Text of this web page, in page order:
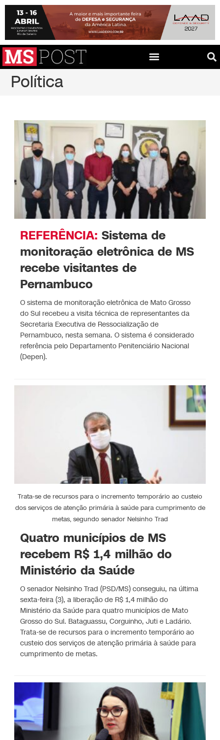
Política
REFERÊNCIA: Sistema de
monitoração eletrônica de MS
recebe visitantes de
Pernambuco
O sistema de monitoração eletrônica de Mato Grosso
do Sul recebeu a visita técnica de representantes da
Secretaria Executiva de Ressocialização de
Pernambuco, nesta semana. O sistema é considerado
referência pelo Departamento Penitenciário Nacional
(Depen).
Trata-se de recursos para o incremento temporário ao custeio
dos serviços de atenção primária à saúde para cumprimento de
metas, segundo senador Nelsinho Trad
Quatro municípios de MS
recebem R$ 1,4 milhão do
Ministério da Saúde
O senador Nelsinho Trad (PSD/MS) conseguiu, na última
sexta-feira (3), a liberação de R$ 1,4 milhão do
Ministério da Saúde para quatro municípios de Mato
Grosso do Sul. Bataguassu, Corguinho, Juti e Ladário.
Trata-se de recursos para o incremento temporário ao
custeio dos serviços de atenção primária à saúde para
cumprimento de metas.